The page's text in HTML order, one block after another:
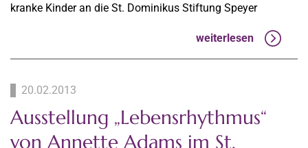
kranke Kinder an die St. Dominikus Stiftung Speyer
weiterlesen
20.02.2013
Ausstellung „Lebensrhythmus“
von Annette Adams im St.